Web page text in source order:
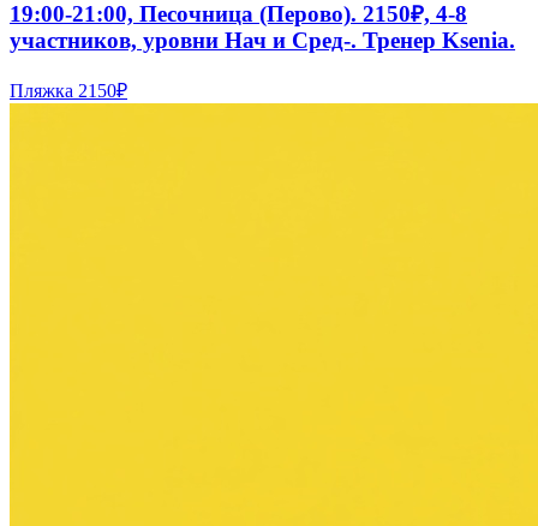
19:00-21:00, Песочница (Перово). 2150₽, 4-8
участников, уровни Нач и Сред-. Тренер Ksenia.
Пляжка 2150₽